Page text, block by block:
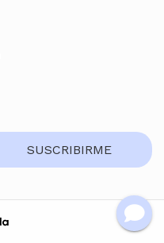
SUSCRIBIRME